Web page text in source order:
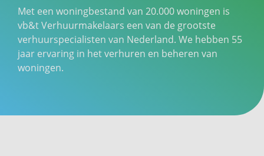
Met een woningbestand van 20.000 woningen is
vb&t Verhuurmakelaars een van de grootste
verhuurspecialisten van Nederland. We hebben 55
jaar ervaring in het verhuren en beheren van
woningen.